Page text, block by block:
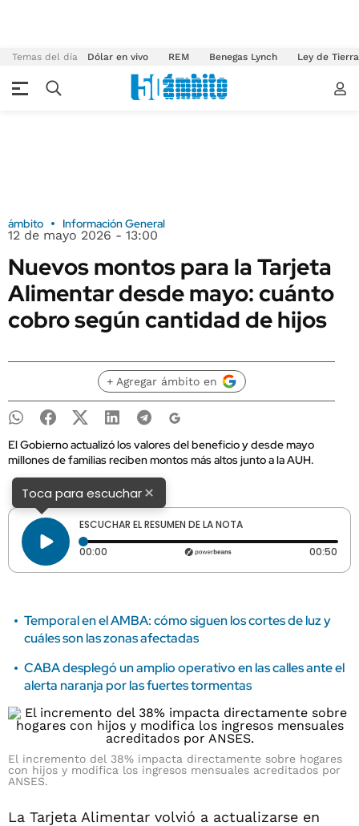
Temas del día Dólar en vivo REM Benegas Lynch Ley de
ámbito Información General
12 de mayo 2026 - 13:00
Nuevos montos para la Tarjeta
Alimentar desde mayo: cuánto
cobro según cantidad de hijos
+ Agregar ámbito en
El Gobierno actualizó los valores del beneficio y desde mayo
millones de familias reciben montos más altos junto a la AUH.
Toca para escuchar×
ESCUCHAR EL RESUMEN DE LA NOTA
00:00 Tiempo transcurrido: 0 segundos 00:50
Temporal en el AMBA: cómo siguen los cortes de luz y
cuáles son las zonas afectadas
CABA desplegó un amplio operativo en las calles ante el
alerta naranja por las fuertes tormentas
El incremento del 38% impacta directamente sobre hogares
con hijos y modifica los ingresos mensuales acreditados por
ANSES.
La Tarjeta Alimentar volvió a actualizarse en